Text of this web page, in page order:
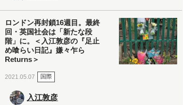
ロンドン再封鎖16週目。最終
回・英国社会は「新たな段
階」に。＜入江敦彦の『足止
め喰らい日記』嫌々乍ら
Returns＞
2021.05.07 国際
入江敦彦